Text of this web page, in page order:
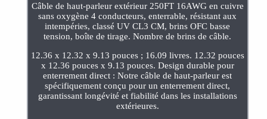
Câble de haut-parleur extérieur 250FT 16AWG en cuivre
sans oxygène 4 conducteurs, enterrable, résistant aux
intempéries, classé UV CL3 CM, brins OFC basse
tension, boîte de tirage. Nombre de brins de câble.
12.36 x 12.32 x 9.13 pouces ; 16.09 livres. 12.32 pouces
x 12.36 pouces x 9.13 pouces. Design durable pour
enterrement direct : Notre câble de haut-parleur est
spécifiquement conçu pour un enterrement direct,
garantissant longévité et fiabilité dans les installations
extérieures.